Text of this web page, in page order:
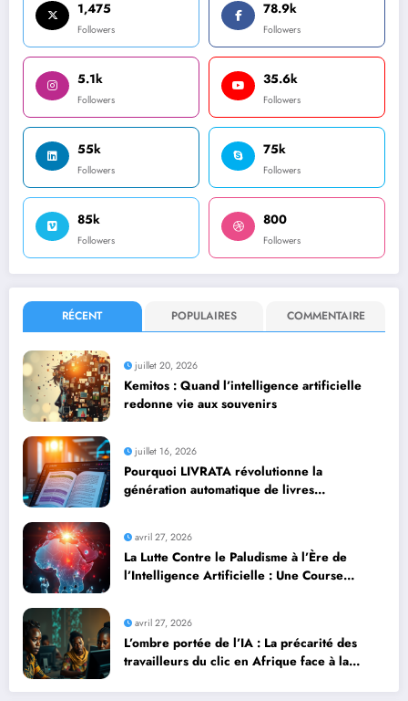
1,475
Followers
78.9k
Followers
5.1k
Followers
35.6k
Followers
55k
Followers
75k
Followers
85k
Followers
800
Followers
RÉCENT POPULAIRES COMMENTAIRE
juillet 20, 2026
Kemitos : Quand l’intelligence artificielle
redonne vie aux souvenirs
juillet 16, 2026
Pourquoi LIVRATA révolutionne la
génération automatique de livres
avril 27, 2026
La Lutte Contre le Paludisme à l’Ère de
l’Intelligence Artificielle : Une Course
avril 27, 2026
L’ombre portée de l’IA : La précarité des
travailleurs du clic en Afrique face à la